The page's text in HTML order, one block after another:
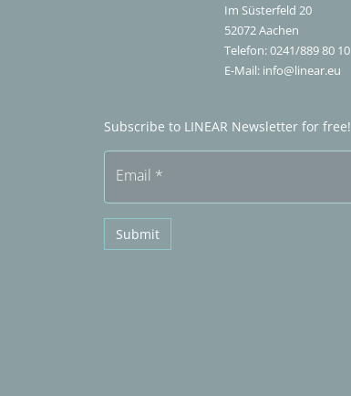
Im Süsterfeld 20
52072Aachen
Telefon:0241/889 80 10
E-Mail: info@linear.eu
Subscribe to LINEAR Newsletter for free!
Email *
Submit